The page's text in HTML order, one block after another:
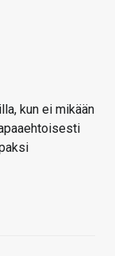
kun ei mikään